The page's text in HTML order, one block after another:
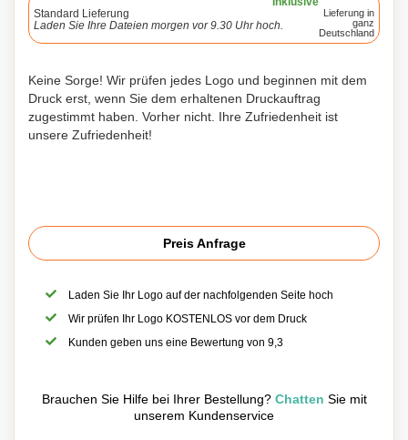
Standard Lieferung
Laden Sie Ihre Dateien morgen vor 9.30 Uhr hoch.
Lieferung in
ganz
Deutschland
Keine Sorge! Wir prüfen jedes Logo und beginnen mit dem
Druck erst, wenn Sie dem erhaltenen Druckauftrag
zugestimmt haben. Vorher nicht. Ihre Zufriedenheit ist
unsere Zufriedenheit!
Preis Anfrage
Laden Sie Ihr Logo auf der nachfolgenden Seite hoch
Wir prüfen Ihr Logo KOSTENLOS vor dem Druck
Kunden geben uns eine Bewertung von 9,3
Brauchen Sie Hilfe bei Ihrer Bestellung? Chatten Sie mit
unserem Kundenservice